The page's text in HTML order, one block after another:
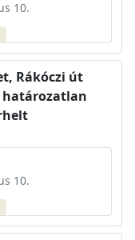
10.
Rákóczi út
10.